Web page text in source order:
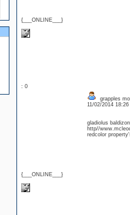
{___ONLINE___}
: 0
{___ONLINE___}
grapples
11/02/2014
gladiolus
http//
redcolor